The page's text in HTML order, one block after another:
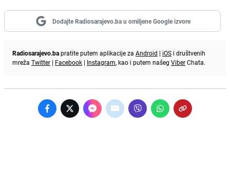
Dodajte Radiosarajevo.ba u omiljene Google izvore
Radiosarajevo.bapratite putem aplikacije za Android | iOS i društvenih
mreža Twitter | Facebook | Instagram, kao i putem našeg ViberChata.